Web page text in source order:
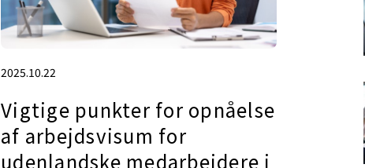
2025.10.22
Vigtige punkter for opnåelse
af arbejdsvisum for
udenlandske medarbejdere i